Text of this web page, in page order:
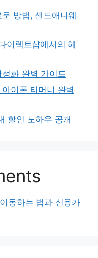
방법, 샌드애니웨
이렉트샵에서의 혜
화 완벽 가이드
이폰 티머니 완벽
할인 노하우 공개
동하는 법과 신용카